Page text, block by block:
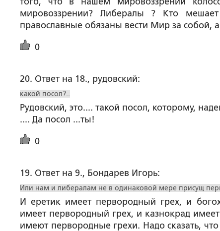
мировоззрении? Либералы ? Кто
православные обязаны вести Мир за собой,
0
20. Ответ на 18., рудовский:
какой посол?..
Рудовский, это.... такой посол, которому,
.... Да посол ...ты!
0
19. Ответ на 9., Бондарев Игорь:
Или нам и либералам не в одинаковой мере присущ
И еретик имеет первородный грех, и
имеет первородный грех, и казнокрад
имеют первородные грехи. Надо сказать,